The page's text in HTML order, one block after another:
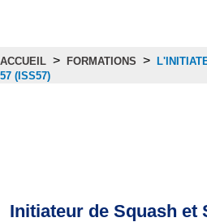
ACCUEIL > FORMATIONS >
57 (ISS57)
Initiateur de Squash et